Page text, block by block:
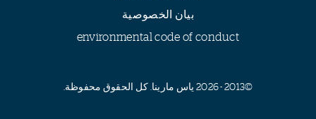
بيان الخصوصية
environmental code of conduct
©2013 - 2026 ياس مارينا. كل الحقوق محفوظة.